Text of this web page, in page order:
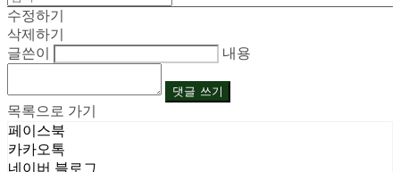
수정하기
삭제하기
글쓴이
내용
댓글 쓰기
목록으로 가기
페이스북
카카오톡
네이버 블로그